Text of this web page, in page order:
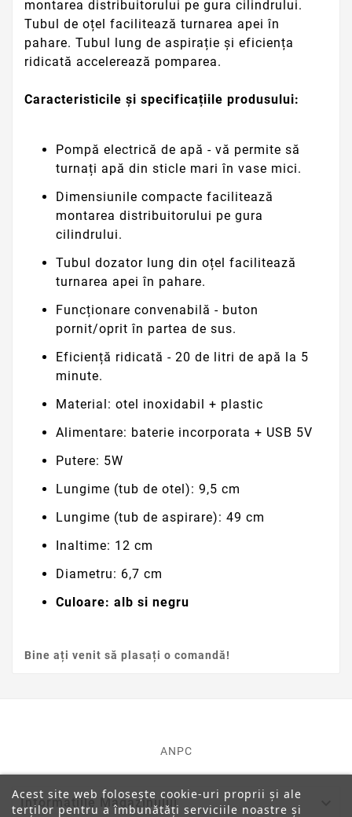
montarea distribuitorului pe gura cilindrului.
Tubul de oțel facilitează turnarea apei în
pahare. Tubul lung de aspirație și eficiența
ridicată accelerează pomparea.
Caracteristicile și specificațiile produsului:
Pompă electrică de apă - vă permite să
turnați apă din sticle mari în vase mici.
Dimensiunile compacte facilitează
montarea distribuitorului pe gura
cilindrului.
Tubul dozator lung din oțel facilitează
turnarea apei în pahare.
Funcționare convenabilă - buton
pornit/oprit în partea de sus.
Eficiență ridicată - 20 de litri de apă la 5
minute.
Material: otel inoxidabil + plastic
Alimentare: baterie incorporata + USB 5V
Putere: 5W
Lungime (tub de otel): 9,5 cm
Lungime (tub de aspirare): 49 cm
Inaltime: 12 cm
Diametru: 6,7 cm
Culoare: alb si negru
Bine ați venit să plasați o comandă!
ANPC
Informatiile Magazinului
Acest site web folosește cookie-uri proprii și ale
terților pentru a îmbunătăți serviciile noastre și